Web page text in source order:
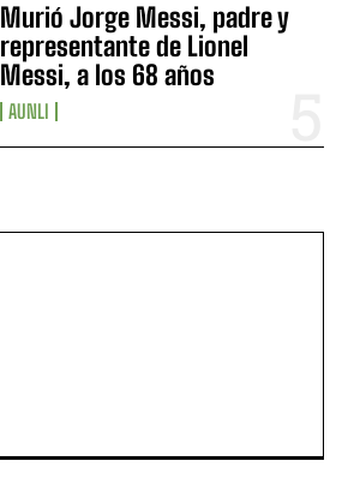
Murió Jorge Messi, padre y
representante de Lionel
Messi, a los 68 años
AUNLI